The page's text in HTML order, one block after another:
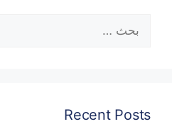
عن:
Recent Posts